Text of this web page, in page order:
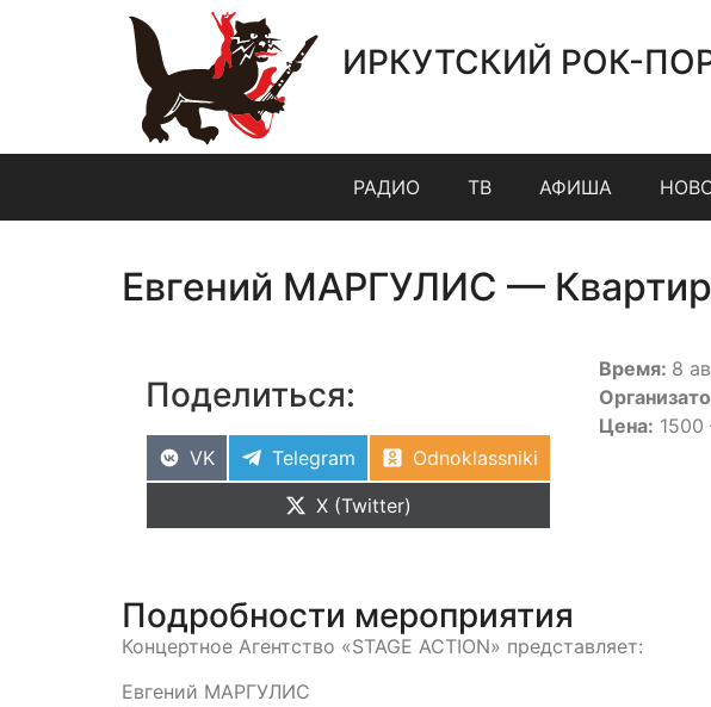
ИРКУТСКИЙ РОК-
РАДИО ТВ АФИША
Евгений МАРГУЛИС —
Поделиться:
VK Telegram
Odnoklassniki
X (Twitter)
Время: 8
Цена:
Подробности мероприятия
Концертное Агентство «STAGE ACTION» представляет:
Евгений МАРГУЛИС